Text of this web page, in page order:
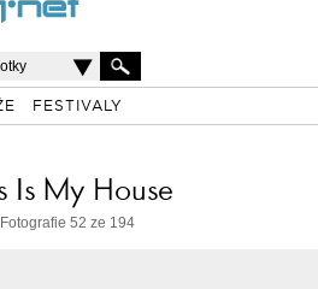
FESTIVALY
Is My House
52 ze 194